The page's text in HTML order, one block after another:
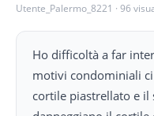
Utente_Palermo_8221 · 96
Ho difficoltà a far
motivi condominiali
cortile piastrellato e il